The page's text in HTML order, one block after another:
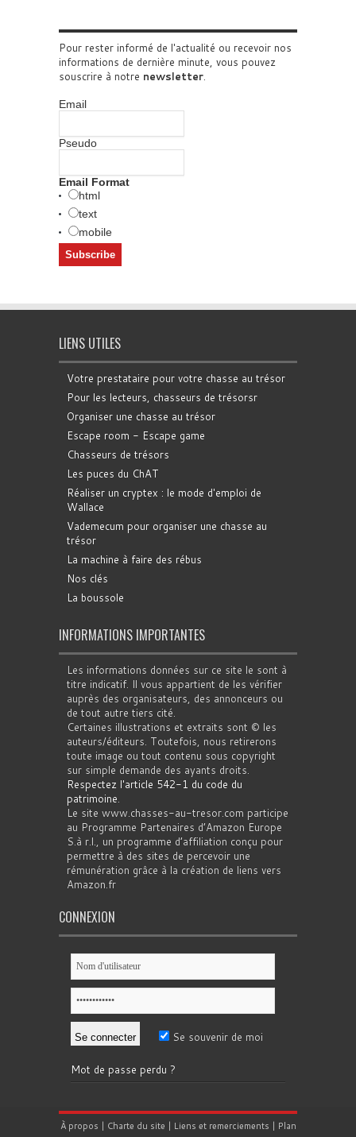
Pour rester informé de l'actualité ou recevoir nos
informations de dernière minute, vous pouvez
souscrire à notre newsletter.
Email
Pseudo
Email Format
html
text
mobile
LIENS UTILES
Votre prestataire pour votre chasse au trésor
Pour les lecteurs, chasseurs de trésorsr
Organiser une chasse au trésor
Escape room - Escape game
Chasseurs de trésors
Les puces du ChAT
Réaliser un cryptex : le mode d'emploi de
Wallace
Vademecum pour organiser une chasse au
trésor
La machine à faire des rébus
Nos clés
La boussole
INFORMATIONS IMPORTANTES
Les informations données sur ce site le sont à
titre indicatif. Il vous appartient de les vérifier
auprès des organisateurs, des annonceurs ou
de tout autre tiers cité.
Certaines illustrations et extraits sont © les
auteurs/éditeurs. Toutefois, nous retirerons
toute image ou tout contenu sous copyright
sur simple demande des ayants droits.
Respectez l'article 542-1 du code du
patrimoine.
Le site www.chasses-au-tresor.com participe
au Programme Partenaires d’Amazon Europe
S.à r.l., un programme d’affiliation conçu pour
permettre à des sites de percevoir une
rémunération grâce à la création de liens vers
Amazon.fr
CONNEXION
Se souvenir de moi
Mot de passe perdu ?
À propos | Charte du site | Liens et remerciements | Plan